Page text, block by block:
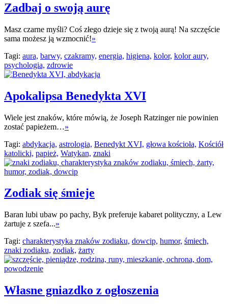
Zadbaj o swoją aurę
Masz czarne myśli? Coś złego dzieje się z twoją aurą! Na szczęście
sama możesz ją wzmocnić!»
Tagi: aura, barwy, czakramy, energia, higiena, kolor, kolor aury,
psychologia, zdrowie
Apokalipsa Benedykta XVI
Wiele jest znaków, które mówią, że Joseph Ratzinger nie powinien
zostać papieżem…»
Tagi: abdykacja, astrologia, Benedykt XVI, głowa kościoła, Kościół
katolicki, papież, Watykan, znaki
Zodiak się śmieje
Baran lubi ubaw po pachy, Byk preferuje kabaret polityczny, a Lew
żartuje z szefa...»
Tagi: charakterystyka znaków zodiaku, dowcip, humor, śmiech,
znaki zodiaku, zodiak, żarty
Własne gniazdko z ogłoszenia